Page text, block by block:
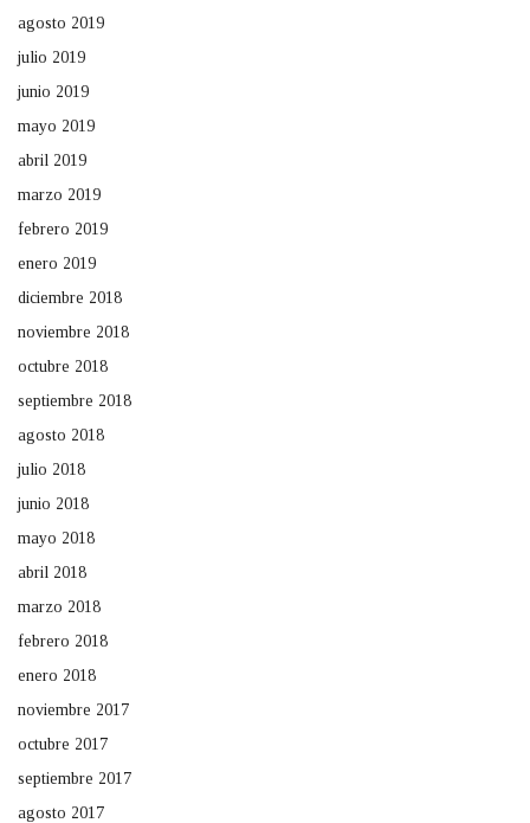
agosto 2019
julio 2019
junio 2019
mayo 2019
abril 2019
marzo 2019
febrero 2019
enero 2019
diciembre 2018
noviembre 2018
octubre 2018
septiembre 2018
agosto 2018
julio 2018
junio 2018
mayo 2018
abril 2018
marzo 2018
febrero 2018
enero 2018
noviembre 2017
octubre 2017
septiembre 2017
agosto 2017